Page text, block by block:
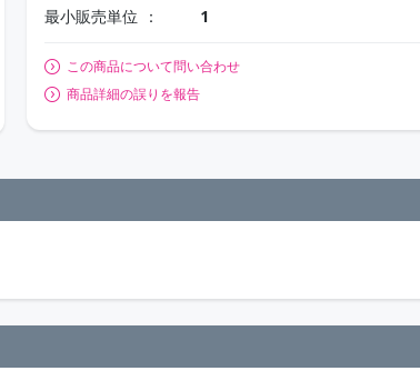
最小販売単位 1
この商品について問い合わせ
商品詳細の誤りを報告